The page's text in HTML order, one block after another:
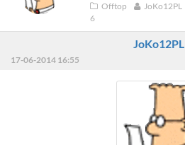
Offtop JoKo12PL
6
JoKo12PL
17-06-2014 16:55